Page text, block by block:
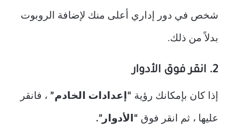
شخص في دور إداري أعلى منك لإضافة الروبوت
بدلاً من ذلك.
2. انقر فوق الأدوار
إذا كان بإمكانك رؤية “إعدادات الخادم” ، فانقر
عليها ، ثم انقر فوق “الأدوار”.